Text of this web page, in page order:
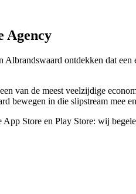
Agency
ontdekken dat
van de meest veelzijdige
in die slipstream mee
Store en Play Store: wij